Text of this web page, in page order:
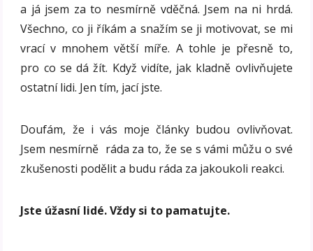
a já jsem za to nesmírně vděčná. Jsem na ni hrdá.
Všechno, co ji říkám a snažím se ji motivovat, se mi
vrací v mnohem větší míře. A tohle je přesně to,
pro co se dá žít. Když vidíte, jak kladně ovlivňujete
ostatní lidi. Jen tím, jací jste.
Doufám, že i vás moje články budou ovlivňovat.
Jsem nesmírně ráda za to, že se s vámi můžu o své
zkušenosti podělit a budu ráda za jakoukoli reakci.
Jste úžasní lidé. Vždy si to pamatujte.